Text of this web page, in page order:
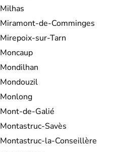
Milhas
Miramont-de-Comminges
Mirepoix-sur-Tarn
Moncaup
Mondilhan
Mondouzil
Monlong
Mont-de-Galié
Montastruc-Savès
Montastruc-la-Conseillère